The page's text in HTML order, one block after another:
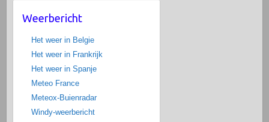
Weerbericht
Het weer in Belgie
Het weer in Frankrijk
Het weer in Spanje
Meteo France
Meteox-Buienradar
Windy-weerbericht